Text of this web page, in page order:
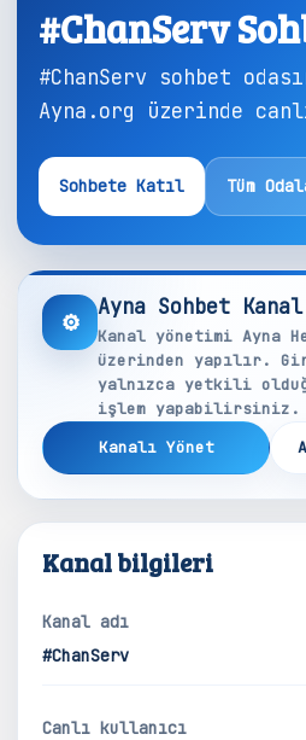
#ChanServ
#ChanServ sohbet
Ayna.org üzerinde
Sohbete Katıl Tüm
⚙ Ayna Sohbet
Kanal yönetimi Ayna
üzerinden yapılır.
yalnızca yetkili
işlem yapabilirsiniz.
Kanalı Yönet
Kanal bilgileri
Kanal adı
#ChanServ
Canlı kullanıcı